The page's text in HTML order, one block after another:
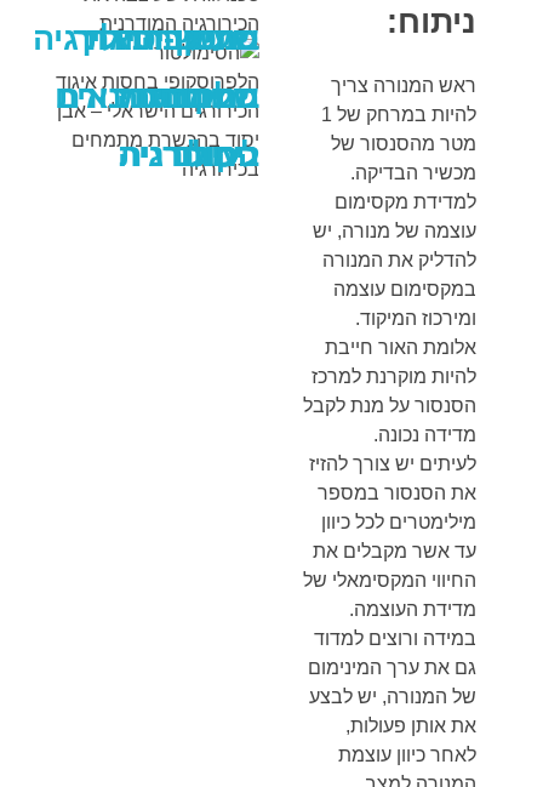
ניתוח:
ראש המנורה צריך
להיות במרחק של 1
מטר מהסנסור של
מכשיר הבדיקה.
למדידת מקסימום
עוצמה של מנורה, יש
להדליק את המנורה
במקסימום עוצמה
ומירכוז המיקוד.
אלומת האור חייבת
להיות מוקרנת למרכז
הסנסור על מנת לקבל
מדידה נכונה.
לעיתים יש צורך להזיז
את הסנסור במספר
מילימטרים לכל כיוון
עד אשר מקבלים את
החיווי המקסימאלי של
מדידת העוצמה.
במידה ורוצים למדוד
גם את ערך המינימום
של המנורה, יש לבצע
את אותן פעולות,
לאחר כיוון עוצמת
במיקרוכירורגיה
של מיתרי
הקול
ברוכים הבאים
לעולם
מושגי יסוד
במנורות
ניתוח
סרטון-תהליך
התקנת מנורת
ניתוח
שעיצבה את
הכירורגיה
המודרנית
בהכשרת
מתמחים
בכירורגיה